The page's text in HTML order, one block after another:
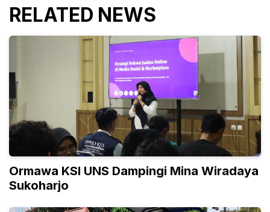
RELATED NEWS
Ormawa KSI UNS Dampingi Mina Wiradaya
Sukoharjo